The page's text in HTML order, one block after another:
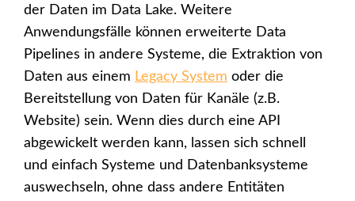
der Daten im Data Lake. Weitere
Anwendungsfälle können erweiterte Data
Pipelines in andere Systeme, die Extraktion von
Daten aus einem Legacy System oder die
Bereitstellung von Daten für Kanäle (z.B.
Website) sein. Wenn dies durch eine API
abgewickelt werden kann, lassen sich schnell
und einfach Systeme und Datenbanksysteme
auswechseln, ohne dass andere Entitäten